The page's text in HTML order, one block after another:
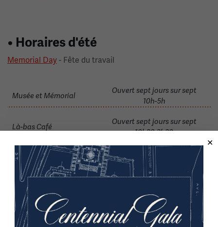
• Horaires d'été
Memorial Day- Fête du travail
Musée et Mémorial
Ouvert sept jours sur sept
10h-5h
Là-bas Café
Ouvert sept jours sur sept
10h30-2h30
Image(s)